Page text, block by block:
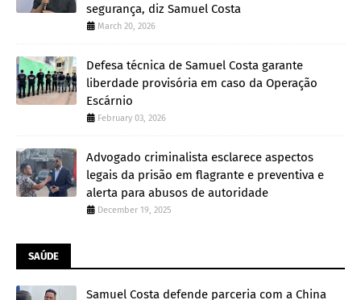
segurança, diz Samuel Costa
March 20, 2026
Defesa técnica de Samuel Costa garante
liberdade provisória em caso da Operação
Escárnio
February 03, 2026
Advogado criminalista esclarece aspectos
legais da prisão em flagrante e preventiva e
alerta para abusos de autoridade
December 19, 2025
SAÚDE
Samuel Costa defende parceria com a China